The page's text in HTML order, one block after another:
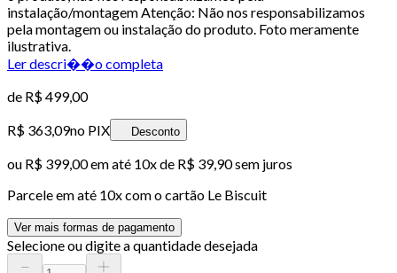
instalação/montagem Atenção: Não nos responsabilizamos
pela montagem ou instalação do produto. Foto meramente
ilustrativa.
Ler descri��o completa
de R$ 499,00
R$ 363,09no PIX Desconto
ou R$ 399,00em até 10x de R$ 39,90 sem juros
Parcele em até 10x com o cartão Le Biscuit
Ver mais formas de pagamento
Selecione ou digite a quantidade desejada